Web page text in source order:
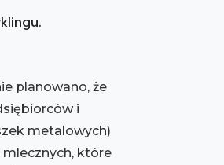
planowano, że
i
metalowych)
które